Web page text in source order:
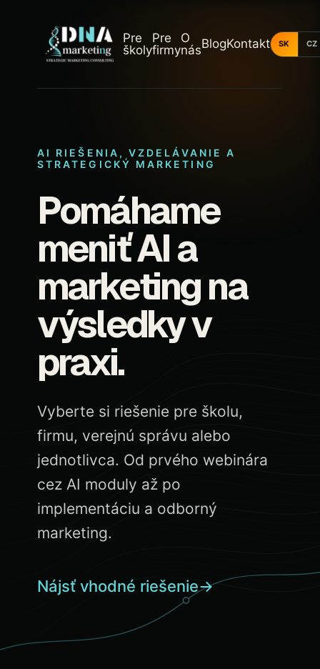
Pre
školy
Pre
firmy
O
násBlogKontakt SK CZ
AI RIEŠENIA, VZDELÁVANIE A
STRATEGICKÝ MARKETING
Pomáhame
meniť AI a
marketing na
výsledky v
praxi.
Vyberte si riešenie pre školu,
firmu, verejnú správu alebo
jednotlivca. Od prvého webinára
cez AI moduly až po
implementáciu a odborný
marketing.
Nájsť vhodné riešenie→